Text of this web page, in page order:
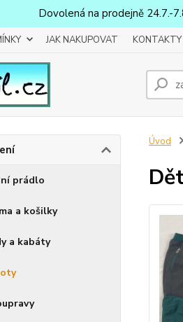
Dovolená na prodejně 24.7.-
JAK NAKUPOVAT KONTAKTY
prádlo
a košilky
a kabáty
Úvod